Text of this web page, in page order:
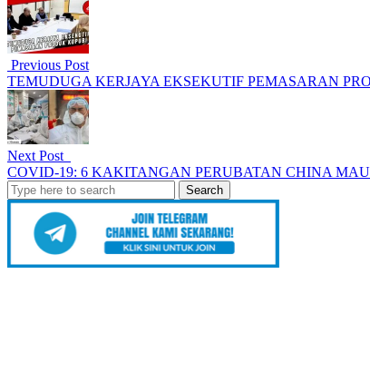
Previous Post
TEMUDUGA KERJAYA EKSEKUTIF PEMASARAN
Next Post
COVID-19: 6 KAKITANGAN PERUBATAN CHINA
Search
for: